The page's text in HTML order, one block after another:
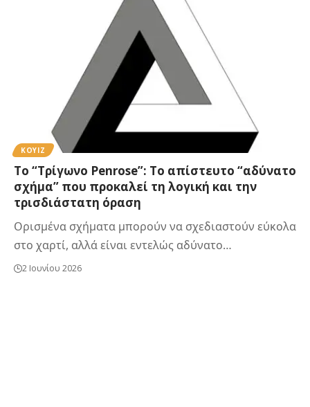
ΚΟΥΙΖ
Το “Τρίγωνο Penrose”: Το απίστευτο “αδύνατο
σχήμα” που προκαλεί τη λογική και την
τρισδιάστατη όραση
Ορισμένα σχήματα μπορούν να σχεδιαστούν εύκολα
στο χαρτί, αλλά είναι εντελώς αδύνατο…
2 Ιουνίου 2026